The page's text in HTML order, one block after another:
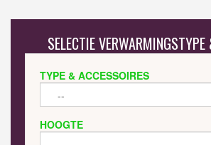
SELECTIE
TYPE & ACCESSOIRES
HOOGTE